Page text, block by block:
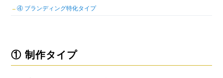
④ ブランディング特化タイプ
① 制作タイプ